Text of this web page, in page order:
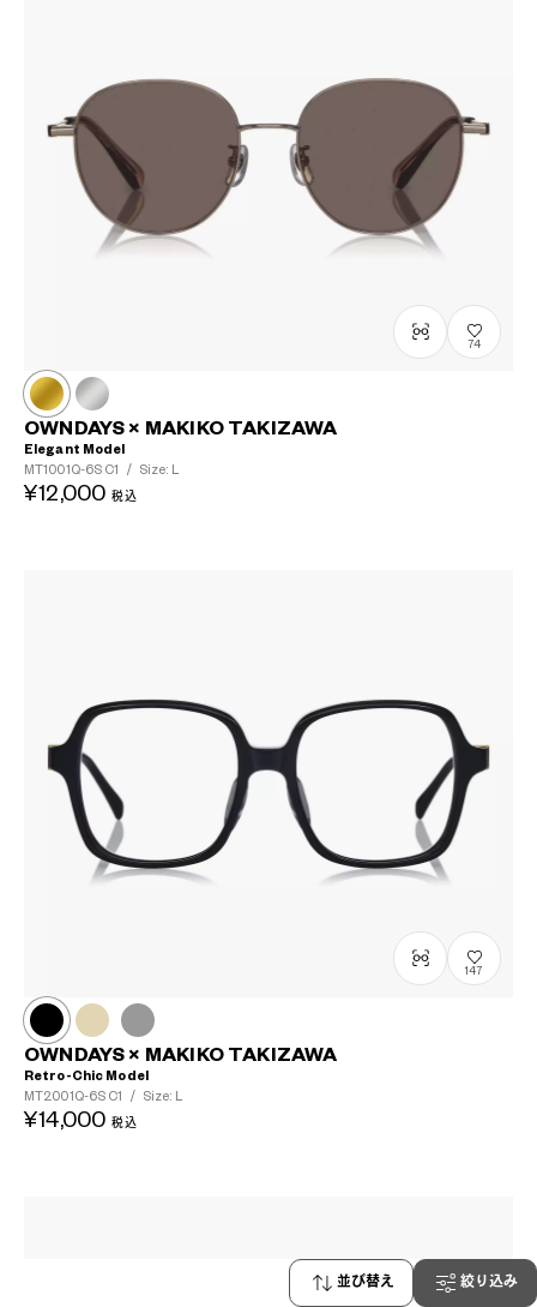
並び替え 絞り込み
74
OWNDAYS × MAKIKO TAKIZAWA
Elegant Model
MT1001Q-6S C1 / Size: L
¥12,000 税込
147
OWNDAYS × MAKIKO TAKIZAWA
Retro-Chic Model
MT2001Q-6S C1 / Size: L
¥14,000 税込